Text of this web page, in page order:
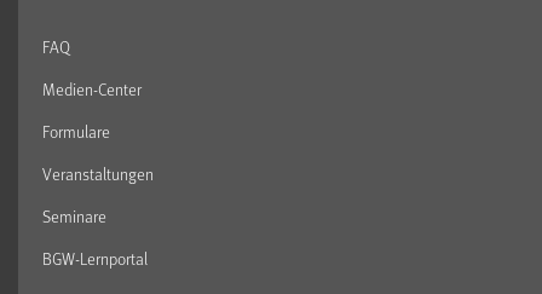
FAQ
Medien-Center
Formulare
Veranstaltungen
Seminare
BGW-Lernportal